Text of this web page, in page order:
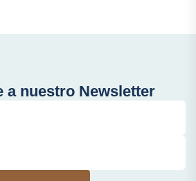
a nuestro Newsletter